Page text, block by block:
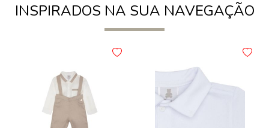
INSPIRADOS NA SUA NAVEGAÇÃO